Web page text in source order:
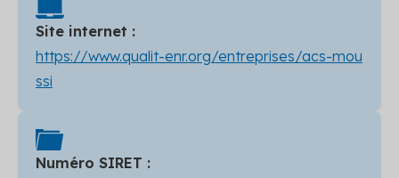
Site internet :
https://www.qualit-enr.org/entreprises/acs-mou
ssi
Numéro SIRET :